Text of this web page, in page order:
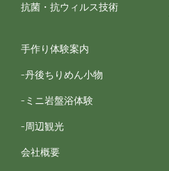
抗菌・抗ウィルス技術
手作り体験案内
-丹後ちりめん小物
-ミニ岩盤浴体験
-周辺観光
会社概要